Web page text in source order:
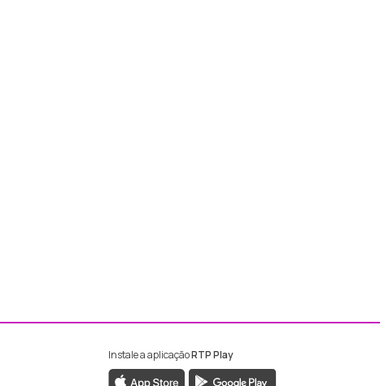
da RTP Madeira
da RTP Madeira
Instale a aplicaçãoRTP Play